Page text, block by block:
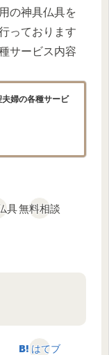
の神具仏具を
っております
サービス内容
婦の各種サービ
具無料相談
はてブ